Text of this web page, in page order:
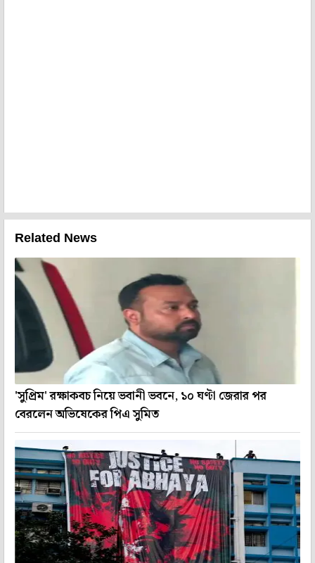
Related News
'সুপ্রিম' রক্ষাকবচ নিয়ে ভবানী ভবনে, ১০ ঘণ্টা জেরার পর
বেরলেন অভিষেকের পিএ সুমিত